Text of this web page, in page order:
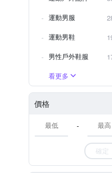
運動男服
運動男鞋
男性戶外鞋服
看更多
價格
-
確定